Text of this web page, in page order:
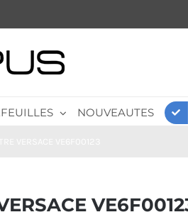
NOUVEAUTES